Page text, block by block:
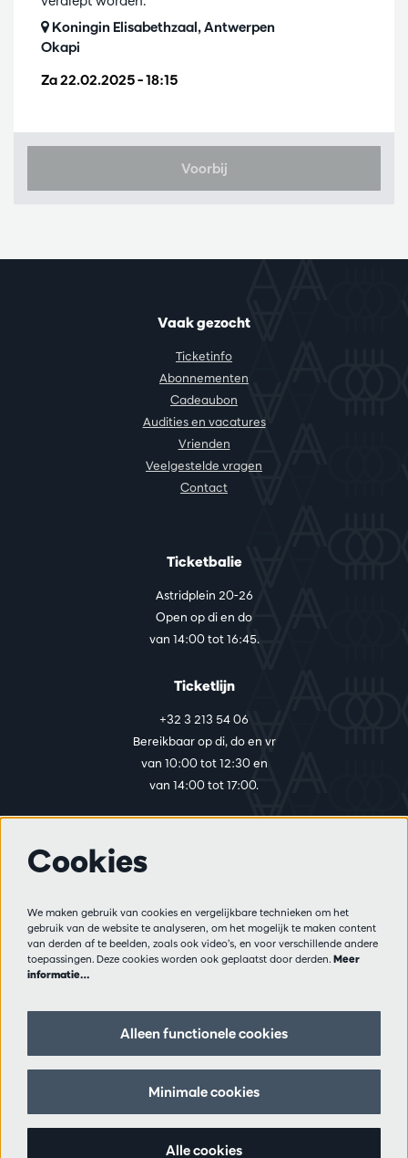
Za 22.02.2025– 18:15
Koningin Elisabethzaal, Antwerpen
Okapi
Voorbij
Vaak gezocht
Ticketinfo
Abonnementen
Cadeaubon
Audities en vacatures
Vrienden
Veelgestelde vragen
Contact
Ticketbalie
Astridplein 20-26
Open op di en do
van 14:00 tot 16:45.
Ticketlijn
+32 3 213 54 06
Bereikbaar op di, do en vr
van 10:00 tot 12:30 en
van 14:00 tot 17:00.
Privacy
Verkoopsvoorwaarden
Pers
Volg ons
Cookies
We maken gebruik van cookies en vergelijkbare technieken om het
gebruik van de website te analyseren, om het mogelijk te maken content
van derden af te beelden, zoals ook video’s, en voor verschillende andere
toepassingen. Deze cookies worden ook geplaatst door derden. Meer
informatie…
Alleen functionele cookies
Minimale cookies
Alle cookies